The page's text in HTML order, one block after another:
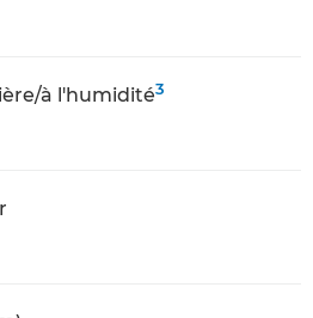
à l'humidité3